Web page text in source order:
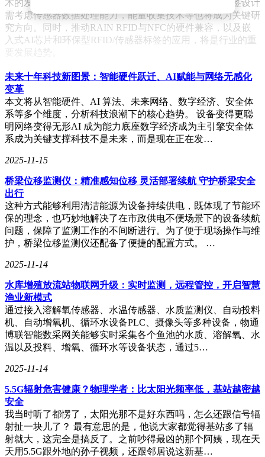
术的发展将依赖于新技术的突破和成本控制的优化。标签设计
需考虑传感器数据处理能力，能量收集技术等也将成为关键研
究方向。同时，推动RAIN RFID与NFC的硬件兼容，以及嵌
入式AI芯片和环保型RFID/传感器标签的应用，将是行业的重
要发展趋势。
在工艺创新方面，黎理明先生分享了源明杰如何通过材料、制
造流程、设计优化及技术整合四个维度，实现RFID标签高性
能与低成本的平衡。他提到，原材料供应商正开发新产品替代
传统材料，芯片厂商也在封装技术上不断创新，如晶圆级封装
和超薄芯片技术的应用，显著降低了封装成本并提升了散热效
率。源明杰通过智能化生产线和自主研发的技术整合，帮助客
运营成本的降低。
针对客户个性化需求与规模化生产的平衡，黎理明先生指出，
源明杰投入软硬件人才，开发数据管理解决方案，满足客户对
数据管理的需求。同时，源明杰紧密配合客户的新产品开发，
测试新工艺与材料，量身定制生产设备，为客户提供降本增效
产业格局中保持长期竞争优势。
访谈中，黎理明先生还特别提到了NFC技术在物联网领域的应
用前景。NFC不仅能促进物联网设备的互联互通，还能提升安
全性，丰富应用场景。他举例说，ACS即将推出的Wi-Fi NFC
读写器，通过无线连网和云端服务器支持，为读写器及物联网
领域带来了革命性解决方案，推动了智能化决策和控制的发
展。
面对国际竞争和同质化压力，黎理明先生表示，源明杰通过技
术创新构建护城河，寻找差异化路径和商业模式转变。公司从
横向发展模式转变为纵向发展管理模式，精细化、专项化，专
注于RFID行业应用领域。每个技术组从技术基础研究到产品
应用实现，都配备了专业的软硬件、气电及工艺工程师，确保
技术环节有标准、有验证。源明杰不断完善产品管理体系，推
动技术迭代和创新产品上市，为客户提供持续的服务和支持。
未来十年科技新图景：智能硬件跃迁、AI赋能与网络无感化
变革
本文将从智能硬件、AI 算法、未来网络、数字经济、安全体
系等多个维度，分析科技浪潮下的核心趋势。 设备变得更聪
明网络变得无形AI 成为能力底座数字经济成为主引擎安全体
系成为关键支撑科技不是未来，而是现在正在发…
2025-11-15
桥梁位移监测仪：精准感知位移 灵活部署续航 守护桥梁安全
出行
这种方式能够利用清洁能源为设备持续供电，既体现了节能环
保的理念，也巧妙地解决了在市政供电不便场景下的设备续航
问题，保障了监测工作的不间断进行。为了便于现场操作与维
护，桥梁位移监测仪还配备了便捷的配置方式。 …
2025-11-14
水库增殖放流站物联网升级：实时监测，远程管控，开启智慧
渔业新模式
通过接入溶解氧传感器、水温传感器、水质监测仪、自动投料
机、自动增氧机、循环水设备PLC、摄像头等多种设备，物通
博联智能数采网关能够实时采集各个鱼池的水质、溶解氧、水
温以及投料、增氧、循环水等设备状态，通过5…
2025-11-14
5.5G辐射危害健康？物理学者：比太阳光频率低，基站越密越
安全
我当时听了都愣了，太阳光那不是好东西吗，怎么还跟信号辐
射扯一块儿了？ 最有意思的是，他说大家都觉得基站多了辐
射就大，这完全是搞反了。之前吵得最凶的那个阿姨，现在天
天用5.5G跟外地的孙子视频，还跟邻居说这新基…